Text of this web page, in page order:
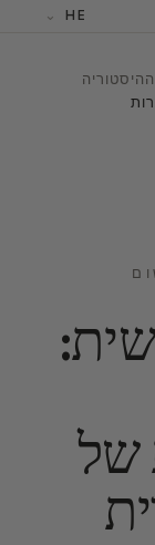
HE
ההיסטוריה
של